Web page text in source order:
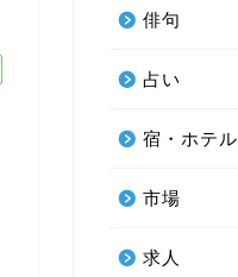
俳句
占い
宿・ホテル
市場
求人